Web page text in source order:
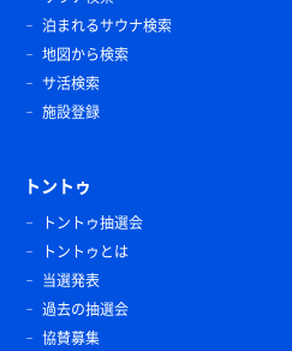
泊まれるサウナ検索
地図から検索
サ活検索
施設登録
トントゥ
トントゥ抽選会
トントゥとは
当選発表
過去の抽選会
協賛募集